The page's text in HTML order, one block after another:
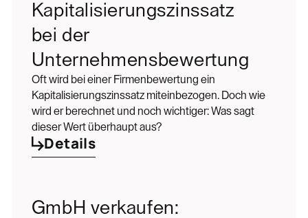
Kapitalisierungszinssatz
bei der
Unternehmensbewertung
Oft wird bei einer Firmenbewertung ein
Kapitalisierungszinssatz miteinbezogen. Doch wie
wird er berechnet und noch wichtiger: Was sagt
dieser Wert überhaupt aus?
Details
GmbH verkaufen: